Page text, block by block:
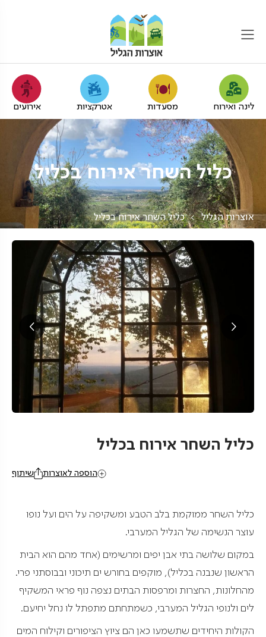
לינה ואירוח מסעדות אטרקציות אירועים
כליל השחר אירוח בכליל
אוצרות הגליל כליל השחר אירוח בכליל
כליל השחר אירוח בכליל
שיתוף הוספה לאוצרות
כליל השחר ממוקמת בלב הטבע ומשקיפה על הים ועל נופו
עוצר הנשימה של הגליל המערבי.
במקום שלושה בתי אבן יפים ומרשימים (אחד מהם הוא הבית
הראשון שנבנה בכליל), מוקפים בחורש ים תיכוני ובבוסתני פרי.
מהחלונות, החצרות ומרפסות הבתים נצפה נוף פראי המשקיף
לים ולנופי הגליל המערבי, כשמתחתם מתפתל לו נחל יחיעם.
הקולות היחידים שתשמעו כאן הם ציוץ הציפורים וקילוח המים